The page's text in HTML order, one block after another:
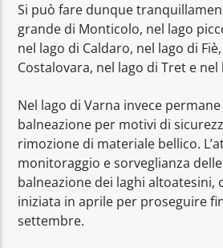
Si può fare dunque
grande di Monticolo, nel lago
nel lago di Caldaro, nel lago di
Costalovara, nel lago di Tret e nel
Nel lago di Varna invece
balneazione per motivi di
rimozione di materiale bellico.
monitoraggio e sorveglianza
balneazione dei laghi altoatesini,
iniziata in aprile per proseguire
settembre.